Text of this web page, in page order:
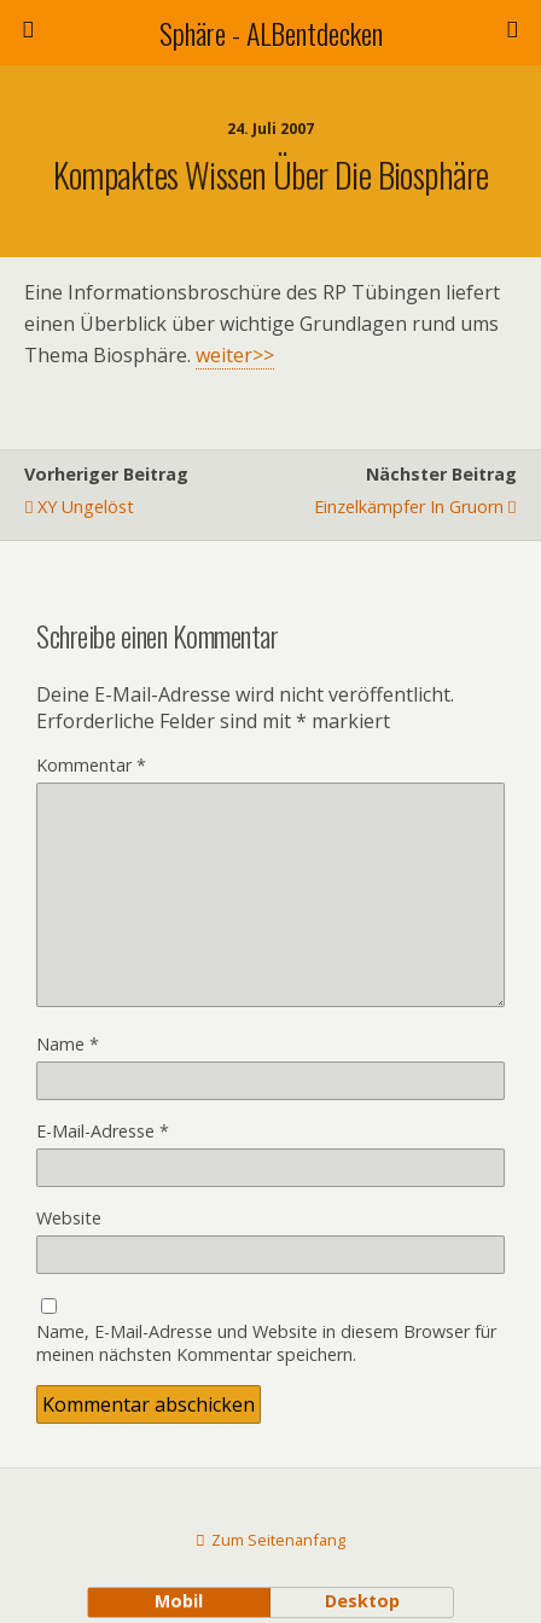
Sphäre - ALBentdecken
24. Juli 2007
Kompaktes Wissen Über Die Biosphäre
Eine Informationsbroschüre des RP Tübingen liefert
einen Überblick über wichtige Grundlagen rund ums
Thema Biosphäre. weiter>>
Vorheriger Beitrag
XY Ungelöst
Nächster Beitrag
Einzelkämpfer In Gruorn
Schreibe einen Kommentar
Deine E-Mail-Adresse wird nicht veröffentlicht.
Erforderliche Felder sind mit* markiert
Kommentar*
Name *
E-Mail-Adresse *
Website
Name, E-Mail-Adresse und Website in diesem Browser für
meinen nächsten Kommentar speichern.
Zum Seitenanfang
Mobil Desktop